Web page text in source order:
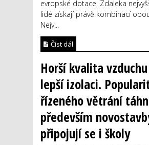
evropské dotace. Zdaleka
lidé získají právě kombinací
Nejv...
Číst dál
Horší kvalita
lepší izolaci.
řízeného větrání
především
připojují se i školy